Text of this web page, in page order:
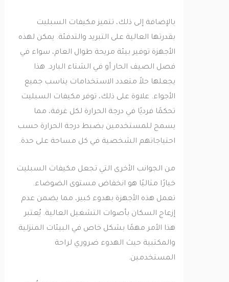
بالإضافة إلى ذلك، تتميز مكيفات السبليت
بقدرتها العالية على التبريد والتدفئة. يمكن لهذه
الأجهزة توفير بيئة مريحة طوال العام، سواء في
فصل الصيف الحار أو في الشتاء البارد. هذا
يجعلها حلاً متعدد الاستخدامات يناسب جميع
الأجواء. علاوة على ذلك، توفر مكيفات السبليت
تحكمًا فرديًا في درجة الحرارة لكل غرفة، مما
يسمح للمستخدمين بضبط درجة الحرارة حسب
احتياجاتهم الشخصية في كل مساحة على حدة.
من الجوانب الأخرى التي تجعل مكيفات السبليت
خيارًا مثاليًا هو انخفاض مستوى الضوضاء.
تعمل هذه الأجهزة بهدوء كبير، مما يضمن عدم
إزعاج السكان بأصوات التشغيل العالية. يُعتبر
هذا الأمر مهمًا بشكل خاص في البيئات المنزلية
والمكتبية حيث الهدوء ضروري لراحة
المستخدمين.